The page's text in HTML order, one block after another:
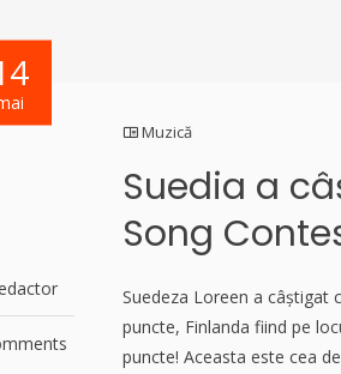
Muzică
Suedia a
Song
Suedeza Loreen a câștigat
puncte, Finlanda fiind pe
puncte! Aceasta este cea